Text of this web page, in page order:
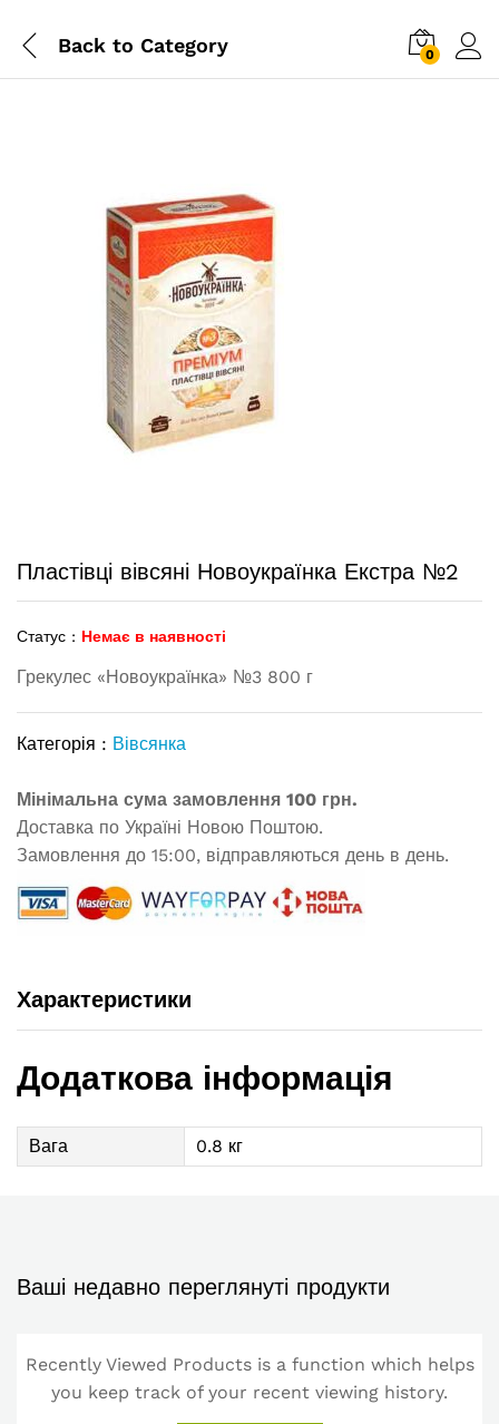
Back to Category 0
Пластівці вівсяні Новоукраїнка Екстра №2
Статус : Немає в наявності
Грекулес «Новоукраїнка» №3 800 г
Категорія : Вівсянка
Мінімальна сума замовлення 100 грн.
Доставка по Україні Новою Поштою.
Замовлення до 15:00, відправляються день в день.
Характеристики
Додаткова інформація
Вага 0.8 кг
Ваші недавно переглянуті продукти
Recently Viewed Products is a function which helps
you keep track of your recent viewing history.